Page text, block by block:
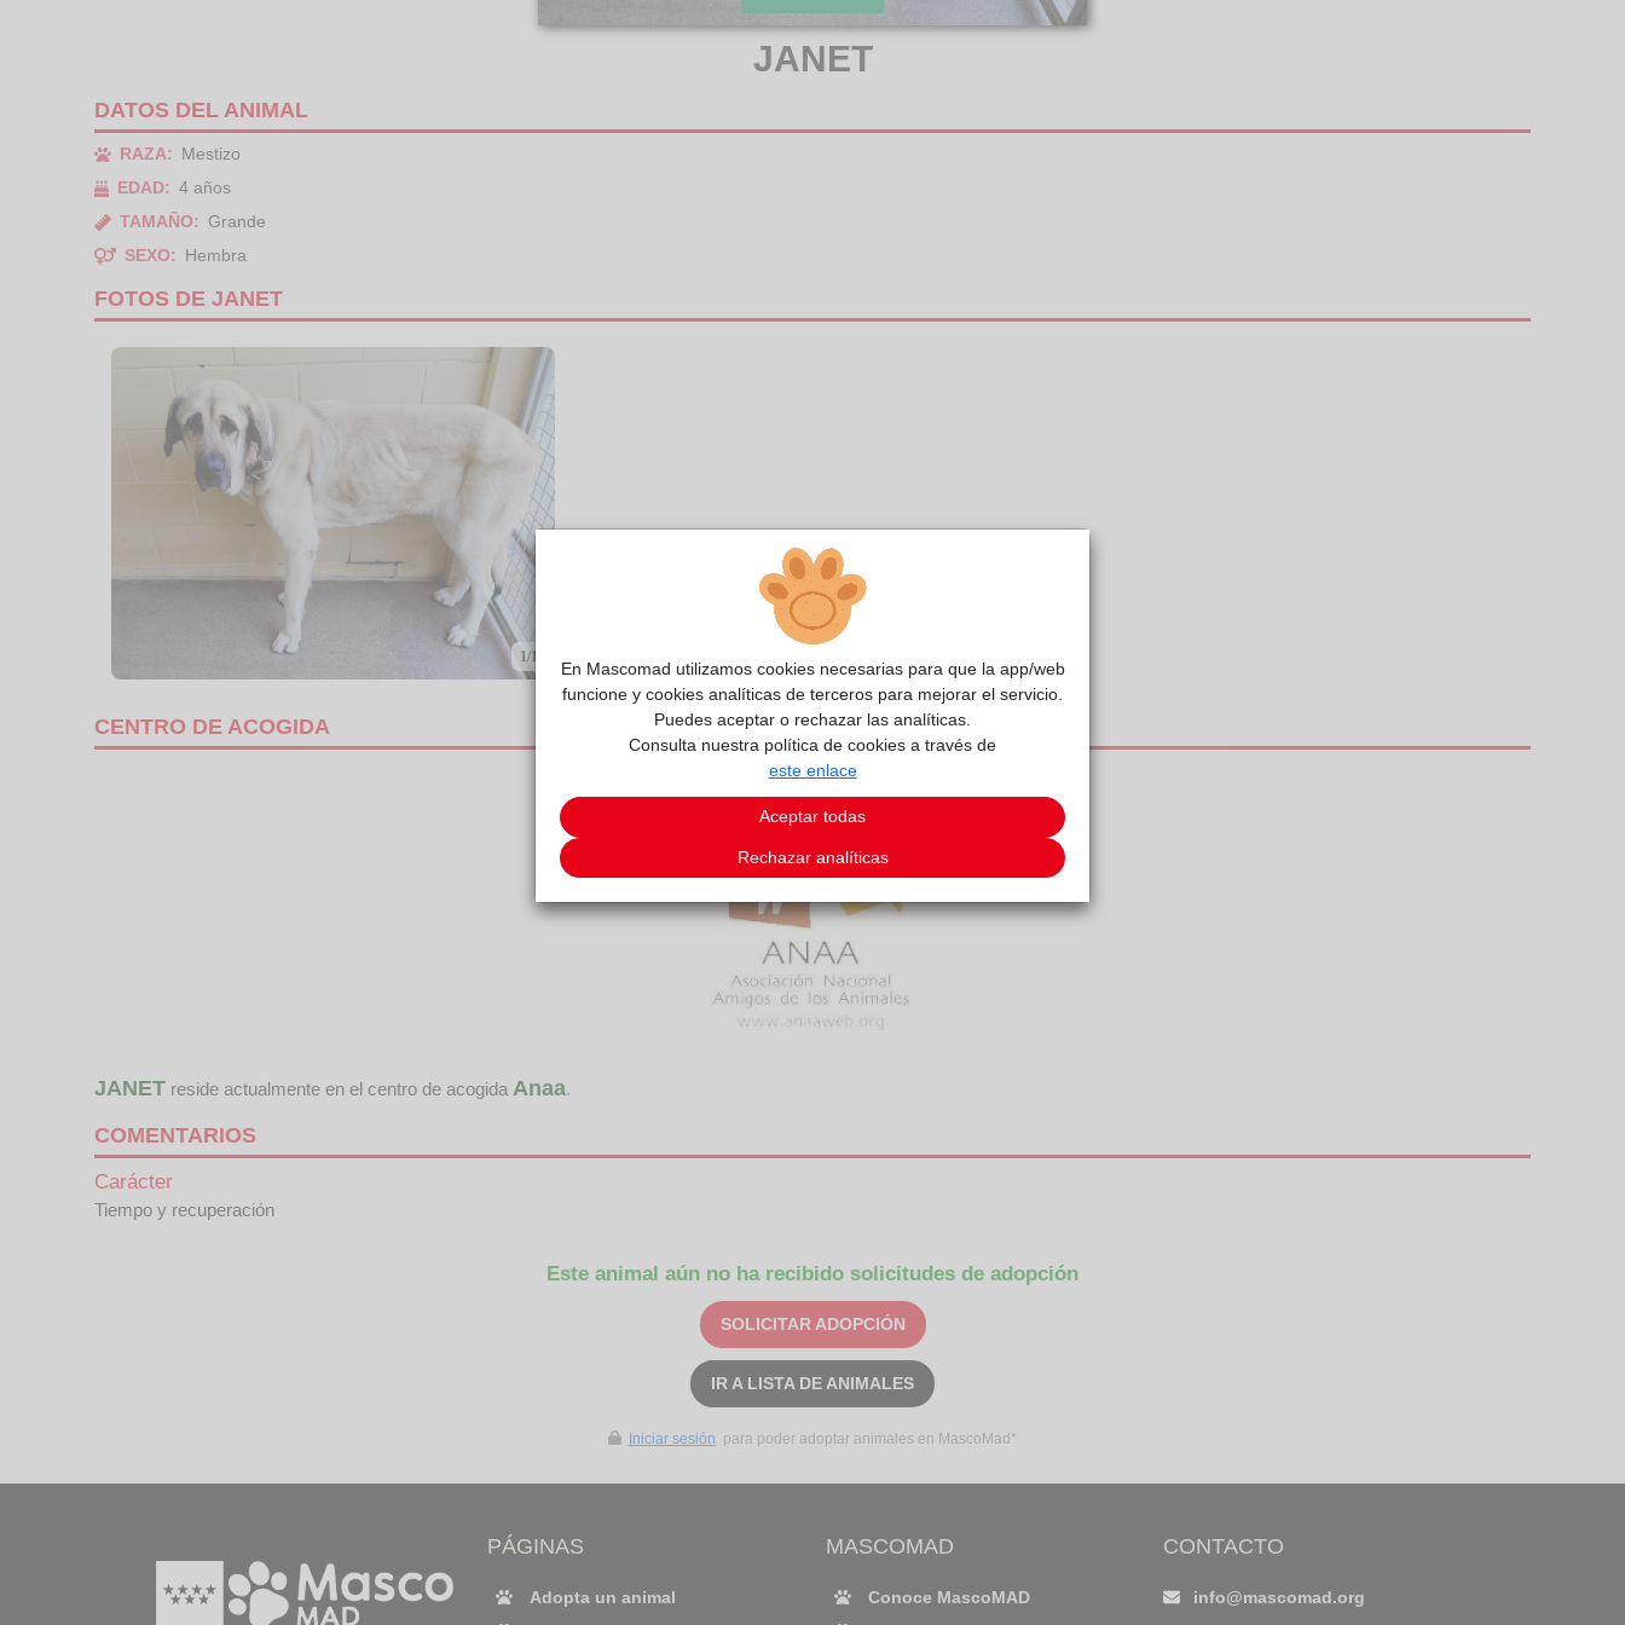
JANET
DATOS DEL ANIMAL
RAZA:
Mestizo
EDAD: 4 años
TAMAÑO:
Grande
SEXO:
Hembra
FOTOS DE JANET
1/1
CENTRO DE ACOGIDA
JANET reside actualmente en el centro de acogida Anaa.
COMENTARIOS
Carácter
Tiempo y recuperación
Este animal aún no ha recibido solicitudes de adopción
SOLICITAR ADOPCIÓN
IR A LISTA DE ANIMALES
Iniciar sesión para poder adoptar animales en MascoMad*
PÁGINAS
Adopta un animal
MASCOMAD
Conoce MascoMAD
CONTACTO
info@mascomad.org
En Mascomad utilizamos cookies necesarias para que la app/web
funcione y cookies analíticas de terceros para mejorar el servicio.
Puedes aceptar o rechazar las analíticas.
Consulta nuestra política de cookies a través de
este enlace
Aceptar todas
Rechazar analíticas